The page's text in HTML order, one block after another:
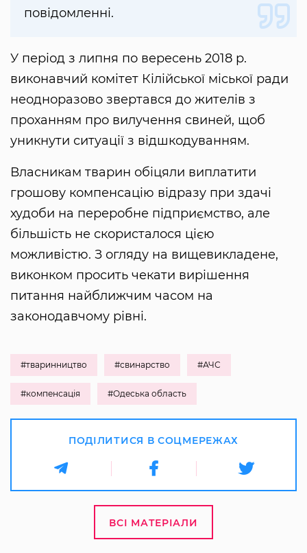
повідомленні.
У період з липня по вересень 2018 р.
виконавчий комітет Кілійської міської ради
неодноразово звертався до жителів з
проханням про вилучення свиней, щоб
уникнути ситуації з відшкодуванням.
Власникам тварин обіцяли виплатити
грошову компенсацію відразу при здачі
худоби на переробне підприємство, але
більшість не скористалося цією
можливістю. З огляду на вищевикладене,
виконком просить чекати вирішення
питання найближчим часом на
законодавчому рівні.
#тваринництво #свинарство #АЧС
#компенсація #Одеська область
ПОДІЛИТИСЯ В СОЦМЕРЕЖАХ
ВСІ МАТЕРІАЛИ